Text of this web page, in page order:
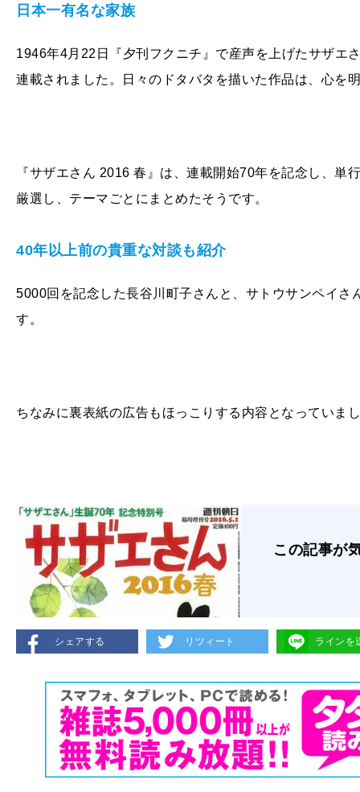
日本一有名な家族
1946年4月22日『夕刊フクニチ』で産声を上げたサザエ
連載されました。日々のドタバタを描いた作品は、心を
『サザエさん 2016 春』は、連載開始70年を記念し、
厳選し、テーマごとにまとめたそうです。
40年以上前の貴重な対談も紹介
5000回を記念した長谷川町子さんと、サトウサンペイ
す。
ちなみに裏表紙の広告もほっこりする内容となっていま
この記事が
シェアする リツィート ラインを